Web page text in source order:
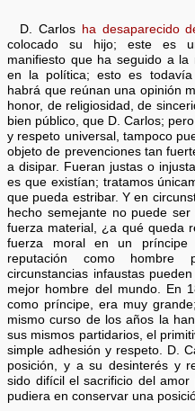
D. Carlos ha desaparecido
colocado su hijo; este es
manifiesto que ha seguido a
en la política; esto es todavía
habrá que reúnan una opinión
honor, de religiosidad, de
bien público, que D. Carlos;
y respeto universal, tampoco
objeto de prevenciones tan
a disipar. Fueran justas o
es que existían; tratamos
que pueda estribar. Y en
hecho semejante no puede
fuerza material, ¿a qué queda
fuerza moral en un
reputación como hombre
circunstancias infaustas
mejor hombre del mundo. En
como príncipe, era muy
mismo curso de los años la
sus mismos partidarios, el
simple adhesión y respeto. D.
posición, y a su desinterés y
sido difícil el sacrificio del
pudiera en conservar una